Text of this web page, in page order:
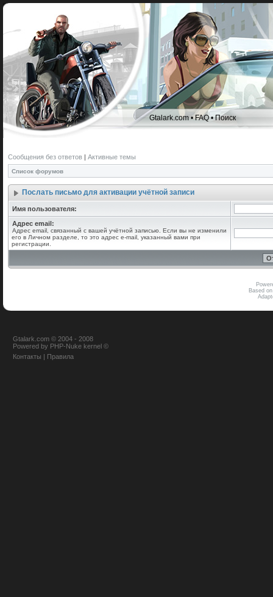
Gtalark.com •FAQ•Поиск
Сообщения без ответов | Активные темы
Список форумов
Послать письмо для активации учётной записи
Имя пользователя:
Адрес email:
Адрес email, связанный с вашей учётной записью. Если вы не изменили
его в Личном разделе, то это адрес e-mail, указанный вами при
регистрации.
Based
Gtalark.com © 2004 - 2008
Powered by PHP-Nuke kernel ©
Контакты | Правила